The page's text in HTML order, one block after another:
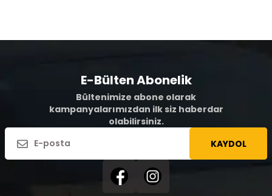
E-Bülten Abonelik
Bültenimize abone olarak
kampanyalarımızdan ilk siz haberdar
olabilirsiniz.
KAYDOL